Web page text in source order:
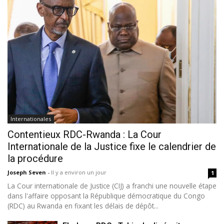
Internationales
Contentieux RDC-Rwanda : La Cour
Internationale de la Justice fixe le calendrier de
la procédure
Joseph Seven - Il y a environ un jour 1
La Cour internationale de Justice (CIJ) a franchi une nouvelle étape
dans l'affaire opposant la République démocratique du Congo
(RDC) au Rwanda en fixant les délais de dépôt...